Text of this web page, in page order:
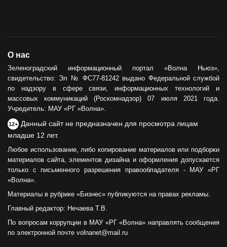
О нас
Зеленоградский информационный портал «Волна Ньюз»,
свидетельство: Эл № ФС77-81242 выдано Федеральной службой
по надзору в сфере связи, информационных технологий и
массовых коммуникаций (Роскомнадзор) 07 июля 2021 года.
Учредитель: МАУ «РГ «Волна».
12+ Данный сайт не предназначен для просмотра лицам
младше 12 лет.
Любое использование, либо копирование материалов или подборки
материалов сайта, элементов дизайна и оформления допускается
только с письменного разрешения правообладателя - МАУ «РГ
«Волна».
Материалы в рубрике «Бизнес» публикуются на правах рекламы.
Главный редактор: Нечаева Т.В.
По вопросам коррупции в МАУ «РГ «Волна» направлять сообщения
по электронной почте volnanet@mail.ru